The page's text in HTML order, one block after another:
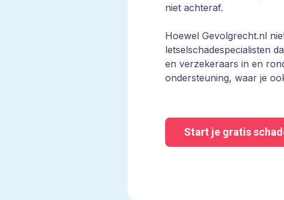
niet achteraf.
Hoewel Gevolgrecht.nl
letselschadespecialisten
en verzekeraars in en
ondersteuning, waar je
Start je gratis